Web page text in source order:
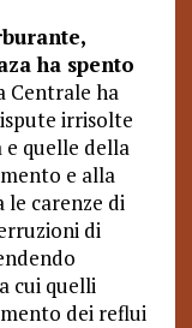
ha spento
Centrale ha
irrisolte
quelle della
e alla
le carenze di
di
cui quelli
dei reflui